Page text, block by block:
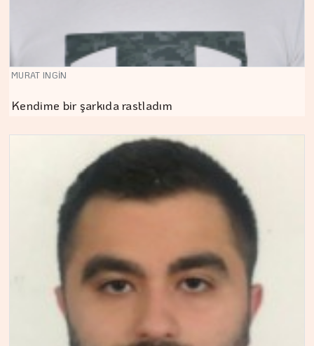
MURAT INGİN
Kendime bir şarkıda rastladım